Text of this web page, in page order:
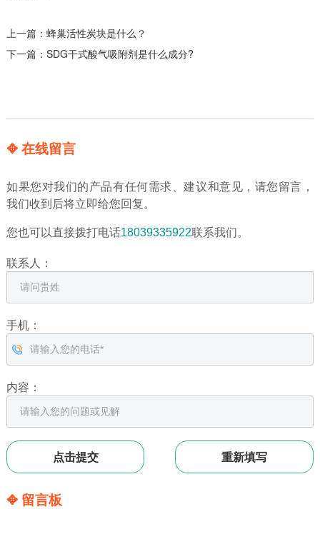
上一篇： 蜂巢活性炭块是什么？
下一篇： SDG干式酸气吸附剂是什么成分?
✥ 在线留言
如果您对我们的产品有任何需求、建议和意见，请您留言，
我们收到后将立即给您回复。
您也可以直接拨打电话18039335922联系我们。
联系人：
手机：
内容：
✥ 留言板